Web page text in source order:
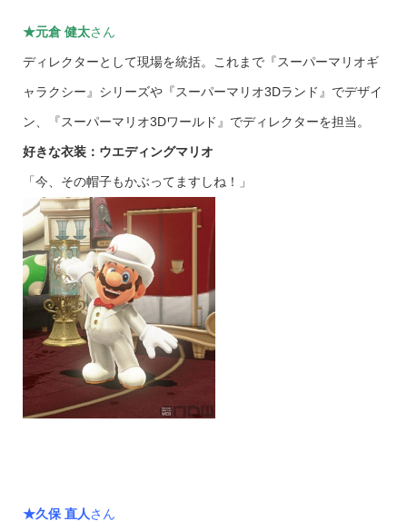
★元倉 健太さん
ディレクターとして現場を統括。これまで『スーパーマリオギ
ャラクシー』シリーズや『スーパーマリオ3Dランド』でデザイ
ン、『スーパーマリオ3Dワールド』でディレクターを担当。
好きな衣装：ウエディングマリオ
「今、その帽子もかぶってますしね！」
★久保 直人さん